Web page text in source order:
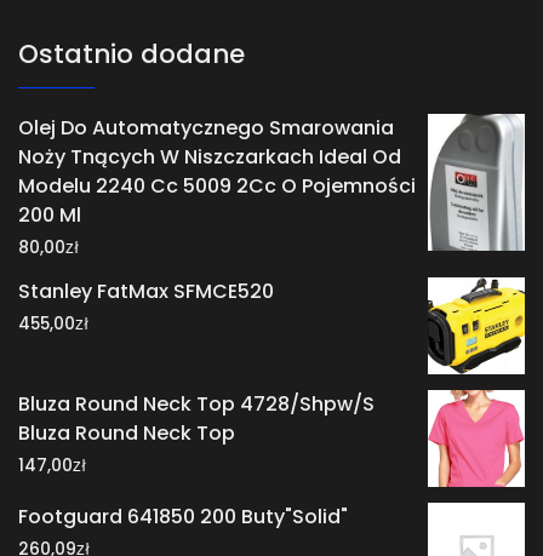
Ostatnio dodane
Olej Do Automatycznego Smarowania
Noży Tnących W Niszczarkach Ideal Od
Modelu 2240 Cc 5009 2Cc O Pojemności
200 Ml
80,00zł
Stanley FatMax SFMCE520
455,00zł
Bluza Round Neck Top 4728/Shpw/S
Bluza Round Neck Top
147,00zł
Footguard 641850 200 Buty"Solid"
260,09zł